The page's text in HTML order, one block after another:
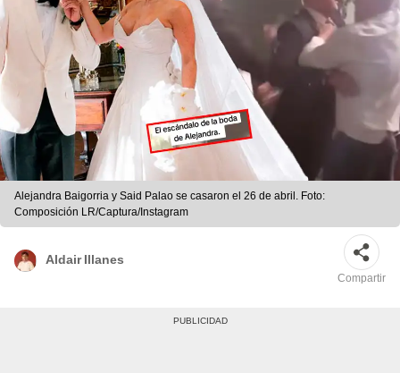
Alejandra Baigorria y Said Palao se casaron el 26 de abril. Foto:
Composición LR/Captura/Instagram
Aldair Illanes
Compartir